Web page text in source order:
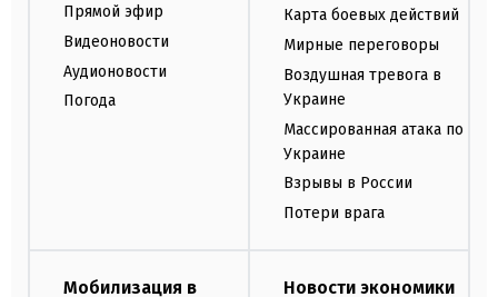
Прямой эфир
Видеоновости
Аудионовости
Погода
Карта боевых действий
Мирные переговоры
Воздушная тревога в
Украине
Массированная атака по
Украине
Взрывы в России
Потери врага
Мобилизация в
Новости экономики